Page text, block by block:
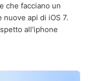
che facciano un
api di iOS 7.
all'iphone